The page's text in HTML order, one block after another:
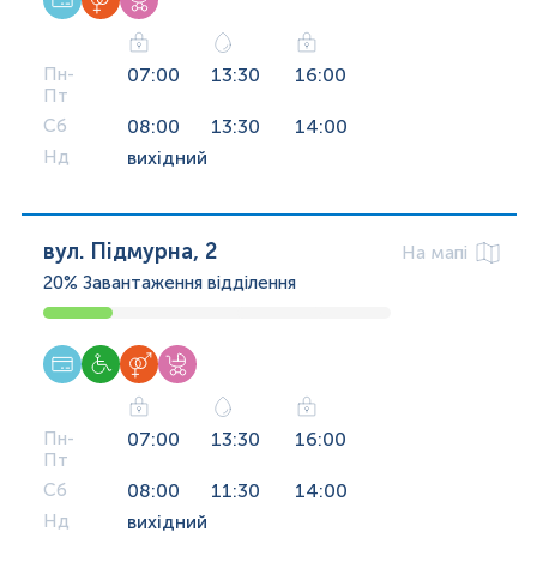
Пн-
Пт
07:00 13:30 16:00
Сб 08:00 13:30 14:00
Нд вихідний
вул. Підмурна, 2
На мапі
20% Завантаження відділення
Пн-
Пт
07:00 13:30 16:00
Сб 08:00 11:30 14:00
Нд вихідний